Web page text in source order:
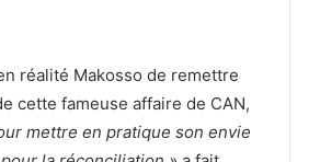
réalité Makosso de remettre
cette fameuse affaire de CAN,
mettre en pratique son envie